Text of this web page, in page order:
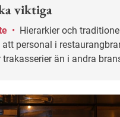
viktiga
•
personal i
än i andra